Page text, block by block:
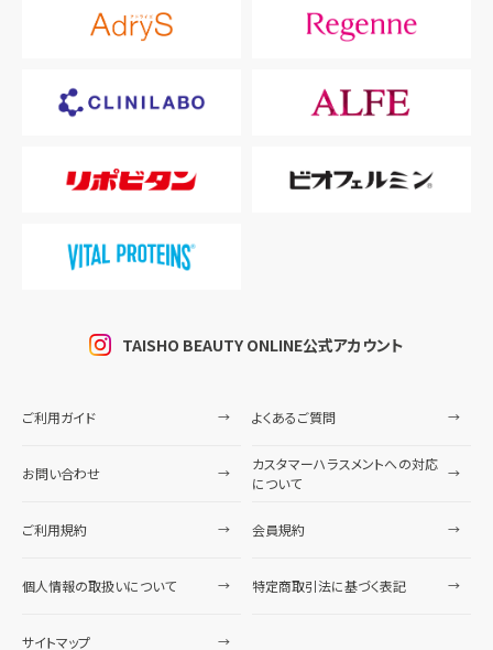
TAISHO BEAUTY ONLINE公式アカウント
ご利用ガイド よくあるご質問
お問い合わせ
カスタマーハラスメントへの対応
について
ご利用規約 会員規約
個人情報の取扱いについて 特定商取引法に基づく表記
サイトマップ